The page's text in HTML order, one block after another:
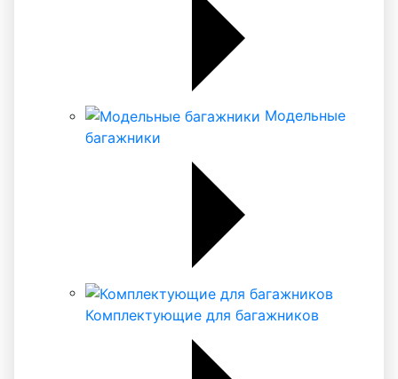
Модельные
багажники
Комплектующие для багажников